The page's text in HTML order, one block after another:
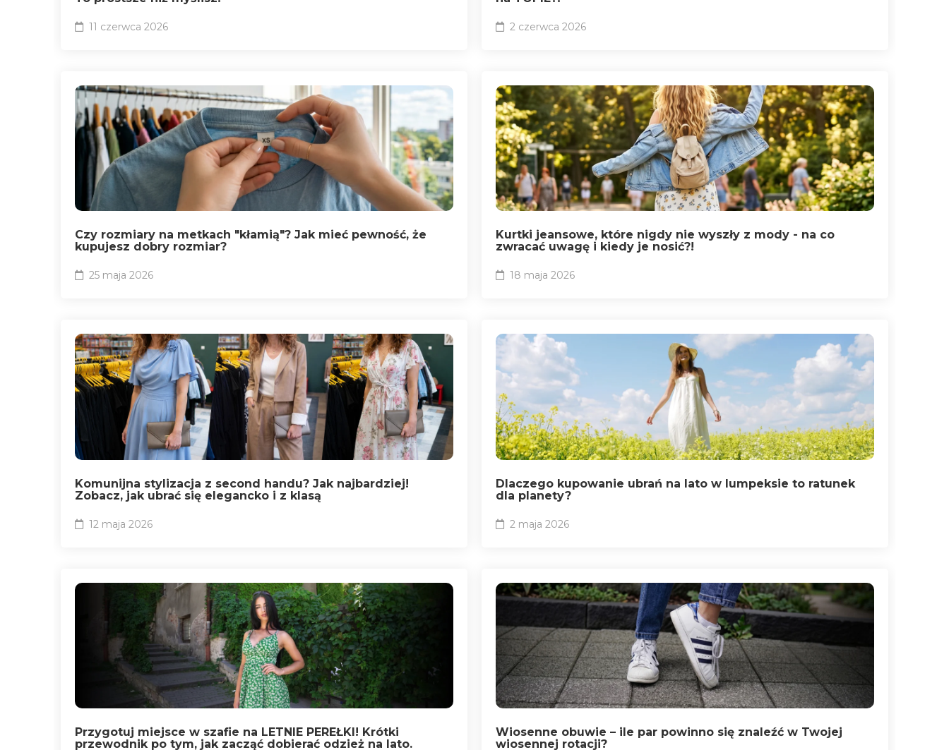
11 czerwca 2026 2 czerwca 2026
Czy rozmiary na metkach "kłamią"? Jak mieć pewność, że
kupujesz dobry rozmiar?
25 maja 2026
Kurtki jeansowe, które nigdy nie wyszły z mody - na co
zwracać uwagę i kiedy je nosić?!
18 maja 2026
Komunijna stylizacja z second handu? Jak najbardziej!
Zobacz, jak ubrać się elegancko i z klasą
12 maja 2026
Dlaczego kupowanie ubrań na lato w lumpeksie to ratunek
dla planety?
2 maja 2026
Przygotuj miejsce w szafie na LETNIE PEREŁKI! Krótki
przewodnik po tym, jak zacząć dobierać odzież na lato.
Wiosenne obuwie – ile par powinno się znaleźć w Twojej
wiosennej rotacji?